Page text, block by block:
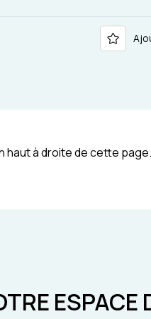
haut à droite de cette page.